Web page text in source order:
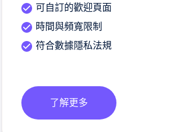
可自訂的歡迎頁面
時間與頻寬限制
符合數據隱私法規
了解更多